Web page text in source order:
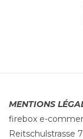
MENTIONS
firebox e-
Reitschulstrasse 7